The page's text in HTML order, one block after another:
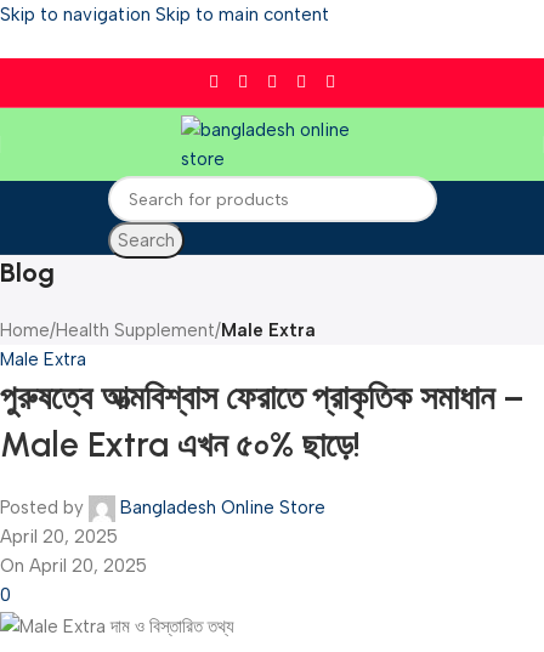
Skip to navigation Skip to main content
Search
Blog
Home/Health Supplement/Male Extra
Male Extra
পুরুষত্বে আত্মবিশ্বাস ফেরাতে প্রাকৃতিক সমাধান –
Male Extra এখন ৫০% ছাড়ে!
Posted by
Bangladesh Online Store
April 20, 2025
On April 20, 2025
0